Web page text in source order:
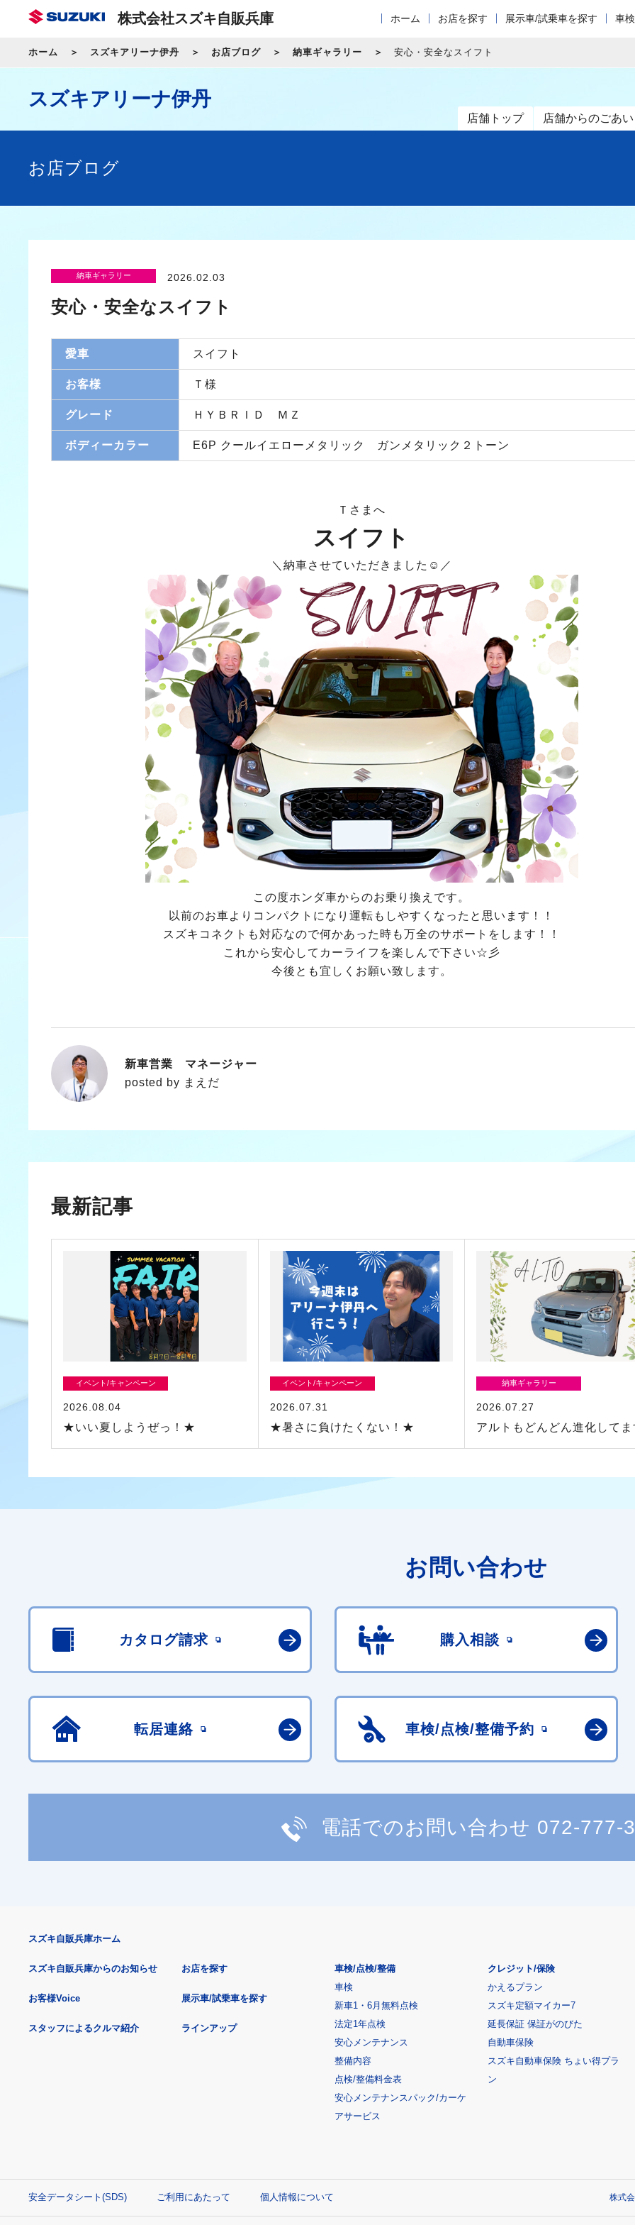
株式会社スズキ自販兵庫 ホーム お店を探す 展示車/試乗車を探す 車
ホーム スズキアリーナ伊丹 お店ブログ 納車ギャラリー 安心・安全なスイフト
スズキアリーナ伊丹
店舗トップ 店舗からのごあ
お店ブログ
納車ギャラリー 2026.02.03
安心・安全なスイフト
愛車 スイフト
お客様 Ｔ様
グレード ＨＹＢＲＩＤ ＭＺ
ボディーカラー E6P クールイエローメタリック ガンメタリック２トーン
Ｔさまへ
スイフト
＼納車させていただきました☺／
この度ホンダ車からのお乗り換えです。
以前のお車よりコンパクトになり運転もしやすくなったと思います！！
スズキコネクトも対応なので何かあった時も万全のサポートをします！！
これから安心してカーライフを楽しんで下さい☆彡
今後とも宜しくお願い致します。
まえだ
新車営業 マネージャー
posted by まえだ
最新記事
イベント/キャンペーン
2026.08.04
★いい夏しようぜっ！★
イベント/キャンペーン
2026.07.31
★暑さに負けたくない！★
納車ギャラリー
2026.07.27
アルトもどんどん進化して
お問い合わせ
カタログ請求 購入相談
転居連絡 車検/点検/整備予約
電話でのお問い合わせ 072-777-
スズキ自販兵庫ホーム
スズキ自販兵庫からのお知らせ
お客様Voice
スタッフによるクルマ紹介
お店を探す
展示車/試乗車を探す
ラインアップ
車検/点検/整備
車検
新車1・6月無料点検
法定1年点検
安心メンテナンス
整備内容
点検/整備料金表
安心メンテナンスパック/カーケ
アサービス
クレジット/保険
かえるプラン
スズキ定額マイカー7
延長保証 保証がのびた
自動車保険
スズキ自動車保険 ちょい得プラ
ン
安全データシート(SDS) ご利用にあたって 個人情報について 株式